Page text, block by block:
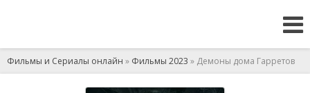
Фильмы и Сериалы онлайн » Фильмы 2023 » Демоны дома Гарретов